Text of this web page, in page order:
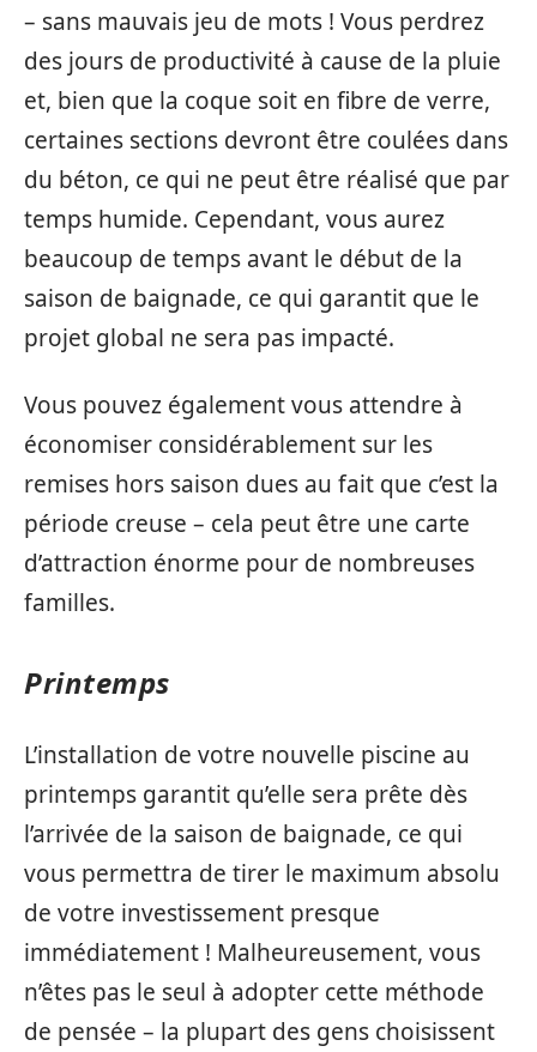
– sans mauvais jeu de mots ! Vous perdrez
des jours de productivité à cause de la pluie
et, bien que la coque soit en fibre de verre,
certaines sections devront être coulées dans
du béton, ce qui ne peut être réalisé que par
temps humide. Cependant, vous aurez
beaucoup de temps avant le début de la
saison de baignade, ce qui garantit que le
projet global ne sera pas impacté.
Vous pouvez également vous attendre à
économiser considérablement sur les
remises hors saison dues au fait que c’est la
période creuse – cela peut être une carte
d’attraction énorme pour de nombreuses
familles.
Printemps
L’installation de votre nouvelle piscine au
printemps garantit qu’elle sera prête dès
l’arrivée de la saison de baignade, ce qui
vous permettra de tirer le maximum absolu
de votre investissement presque
immédiatement ! Malheureusement, vous
n’êtes pas le seul à adopter cette méthode
de pensée – la plupart des gens choisissent